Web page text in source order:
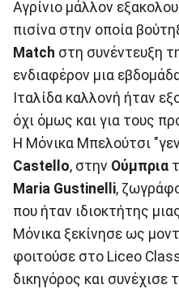
Αγρίνιο μάλλον
πισίνα στην οποία
Match στη συνέντευξη
ενδιαφέρον μια
Ιταλίδα καλλονή ήταν
όχι όμως και για τους
Η Μόνικα Μπελούτσι
Castello, στην Ούμπρια
Maria Gustinelli,
που ήταν ιδιοκτήτης
Μόνικα ξεκίνησε ως
φοιτούσε στο Liceo
δικηγόρος και συνέχισε